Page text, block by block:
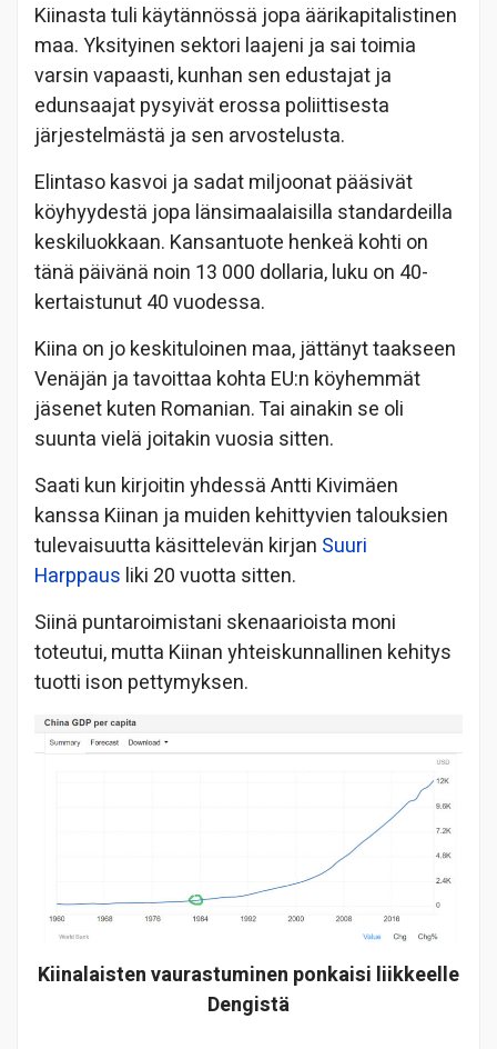
Kiinasta tuli käytännössä jopa äärikapitalistinen
maa. Yksityinen sektori laajeni ja sai toimia
varsin vapaasti, kunhan sen edustajat ja
edunsaajat pysyivät erossa poliittisesta
järjestelmästä ja sen arvostelusta.
Elintaso kasvoi ja sadat miljoonat pääsivät
köyhyydestä jopa länsimaalaisilla standardeilla
keskiluokkaan. Kansantuote henkeä kohti on
tänä päivänä noin 13 000 dollaria, luku on 40-
kertaistunut 40 vuodessa.
Kiina on jo keskituloinen maa, jättänyt taakseen
Venäjän ja tavoittaa kohta EU:n köyhemmät
jäsenet kuten Romanian. Tai ainakin se oli
suunta vielä joitakin vuosia sitten.
Saati kun kirjoitin yhdessä Antti Kivimäen
kanssa Kiinan ja muiden kehittyvien talouksien
tulevaisuutta käsittelevän kirjan Suuri
Harppaus liki 20 vuotta sitten.
Siinä puntaroimistani skenaarioista moni
toteutui, mutta Kiinan yhteiskunnallinen kehitys
tuotti ison pettymyksen.
Kiinalaisten vaurastuminen ponkaisi liikkeelle
Dengistä